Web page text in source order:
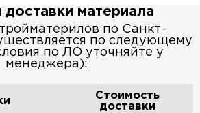
доставки материала
по Санкт-
по следующему
по ЛО уточняйте у
менеджера):
Стоимость
доставки